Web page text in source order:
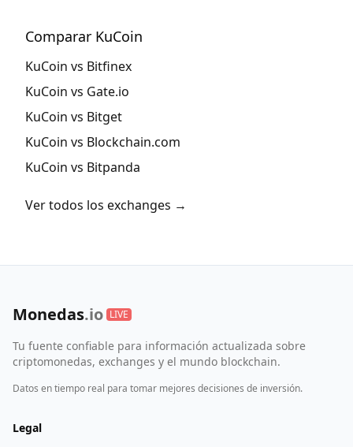
Comparar KuCoin
KuCoin vs Bitfinex
KuCoin vs Gate.io
KuCoin vs Bitget
KuCoin vs Blockchain.com
KuCoin vs Bitpanda
Ver todos los exchanges →
Monedas.io LIVE
Tu fuente confiable para información actualizada sobre
criptomonedas, exchanges y el mundo blockchain.
Datos en tiempo real para tomar mejores decisiones de inversión.
Legal